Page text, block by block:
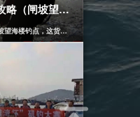
略（闸坡望海楼）
海楼钓点，这货竟然从“放生台”一条栈